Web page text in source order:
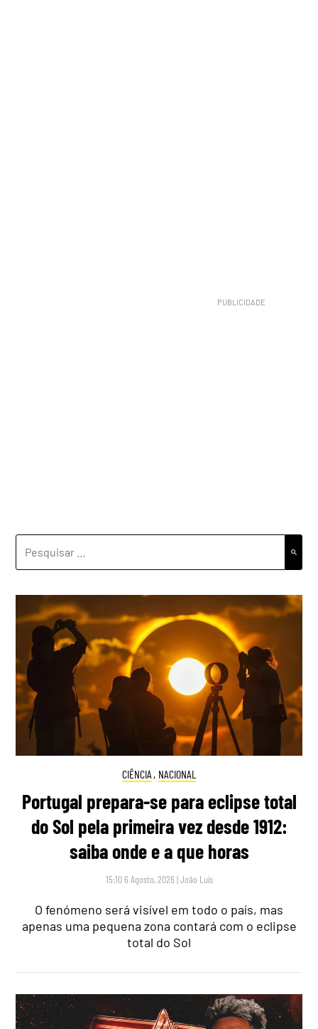
POR:
CIÊNCIA , NACIONAL
Portugal prepara-se para eclipse total
do Sol pela primeira vez desde 1912:
saiba onde e a que horas
15:10 6 Agosto, 2026 |João Luís
O fenómeno será visível em todo o país, mas
apenas uma pequena zona contará com o eclipse
total do Sol